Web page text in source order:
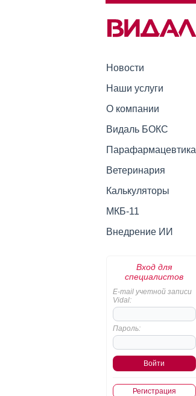
Новости
Наши услуги
О компании
Видаль БОКС
Парафармацевтика
Ветеринария
Калькуляторы
МКБ-11
Внедрение ИИ
Вход для
специалистов
E-mail учетной записи
Vidal:
Пароль:
Регистрация